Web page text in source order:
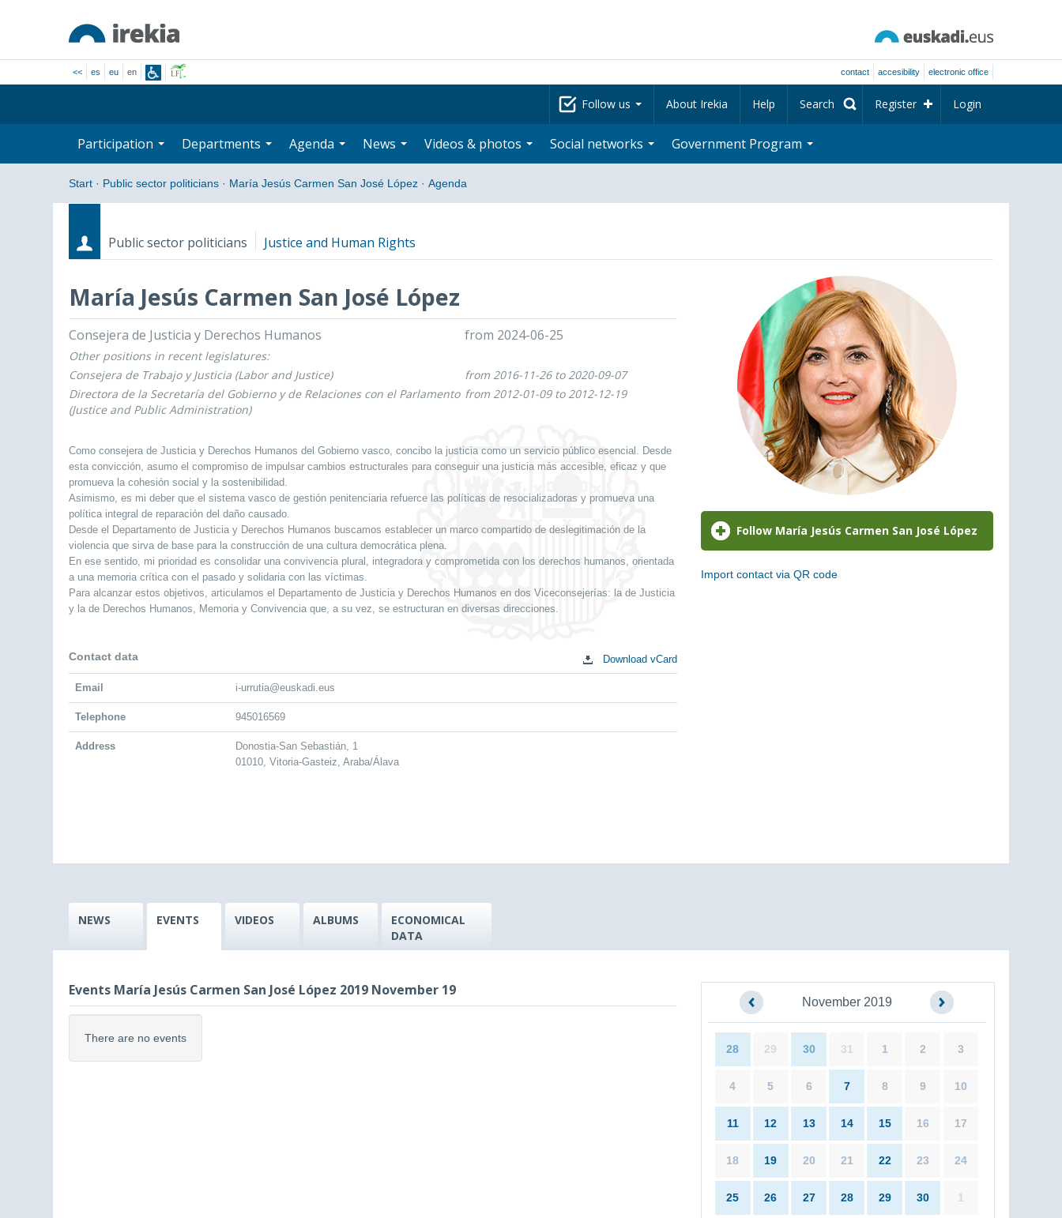
<< es eu en contact accesibility electronic office
Follow us About Irekia Help Search Register Login
Participation Departments Agenda News Videos & photos Social networks Government Program
Start · Public sector politicians · María Jesús Carmen San José López · Agenda
Public sector politicians Justice and Human Rights
María Jesús Carmen San José López
RolesStart date - End date
Consejera de Justicia y Derechos Humanos from 2024-06-25
Other positions in recent legislatures:
Consejera de Trabajo y Justicia (Labor and Justice)
from 2016-11-26 to 2020-09-07
Directora de la Secretaría del Gobierno y de Relaciones con el Parlamento
(Justice and Public Administration)
from 2012-01-09 to 2012-12-19
Como consejera de Justicia y Derechos Humanos del Gobierno vasco, concibo la justicia como un servicio público esencial. Desde
esta convicción, asumo el compromiso de impulsar cambios estructurales para conseguir una justicia más accesible, eficaz y que
promueva la cohesión social y la sostenibilidad.
Asimismo, es mi deber que el sistema vasco de gestión penitenciaria refuerce las políticas de resocializadoras y promueva una
política integral de reparación del daño causado.
Desde el Departamento de Justicia y Derechos Humanos buscamos establecer un marco compartido de deslegitimación de la
violencia que sirva de base para la construcción de una cultura democrática plena.
En ese sentido, mi prioridad es consolidar una convivencia plural, integradora y comprometida con los derechos humanos, orientada
a una memoria crítica con el pasado y solidaria con las víctimas.
Para alcanzar estos objetivos, articulamos el Departamento de Justicia y Derechos Humanos en dos Viceconsejerías: la de Justicia
y la de Derechos Humanos, Memoria y Convivencia que, a su vez, se estructuran en diversas direcciones.
Contact data Download vCard
Email i-urrutia@euskadi.eus
Telephone 945016569
Address
Donostia-San Sebastián, 1
01010, Vitoria-Gasteiz, Araba/Álava
Import contact via QR code
NEWS EVENTS VIDEOS ALBUMS
ECONOMICAL
DATA
Events María Jesús Carmen San José López 2019 November 19
There are no events
November 2019
28 29 30 31 1 2 3
4 5 6 7 8 9 10
11 12 13 14 15 16 17
18 19 20 21 22 23 24
25 26 27 28 29 30 1